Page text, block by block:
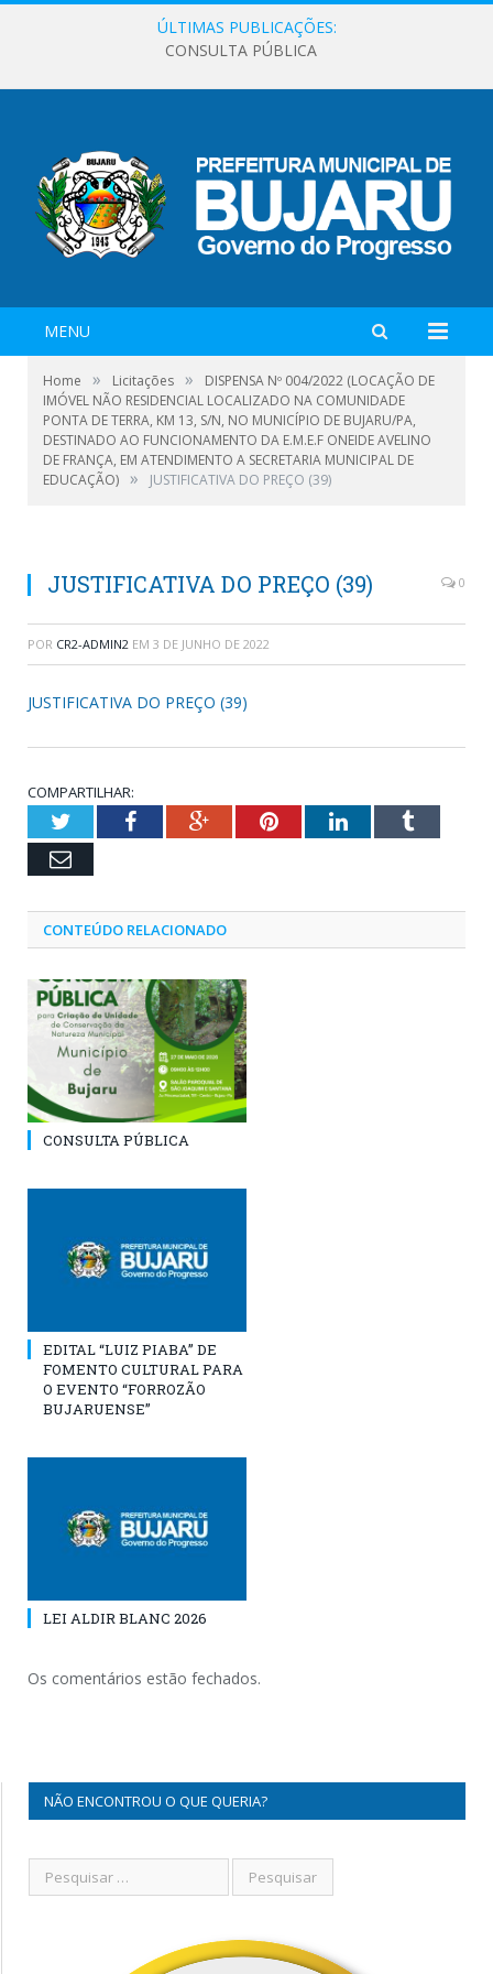
ÚLTIMAS PUBLICAÇÕES:
CONSULTA PÚBLICA
MENU
Home » Licitações »
DISPENSA Nº 004/2022 (LOCAÇÃO DE
IMÓVEL NÃO RESIDENCIAL LOCALIZADO NA COMUNIDADE
PONTA DE TERRA, KM 13, S/N, NO MUNICÍPIO DE BUJARU/PA,
DESTINADO AO FUNCIONAMENTO DA E.M.E.F ONEIDE AVELINO
DE FRANÇA, EM ATENDIMENTO A SECRETARIA MUNICIPAL DE
EDUCAÇÃO) » JUSTIFICATIVA DO PREÇO (39)
JUSTIFICATIVA DO PREÇO (39) 0
POR CR2-ADMIN2 EM 3 DE JUNHO DE 2022
JUSTIFICATIVA DO PREÇO (39)
COMPARTILHAR:
TwitterFacebookGoogle+PinterestLinkedInTumblr
Email
CONTEÚDO RELACIONADO
CONSULTA PÚBLICA
EDITAL “LUIZ PIABA” DE
FOMENTO CULTURAL PARA
O EVENTO “FORROZÃO
BUJARUENSE”
LEI ALDIR BLANC 2026
Os comentários estão fechados.
NÃO ENCONTROU O QUE QUERIA?